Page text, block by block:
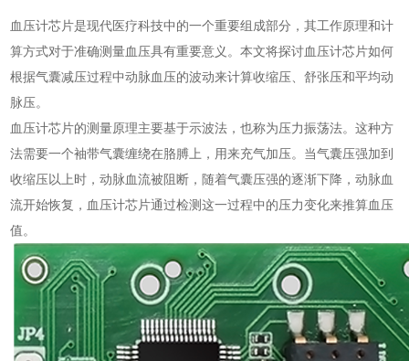
血压计芯片是现代医疗科技中的一个重要组成部分，其工作原理和计
算方式对于准确测量血压具有重要意义。本文将探讨血压计芯片如何
根据气囊减压过程中动脉血压的波动来计算收缩压、舒张压和平均动
脉压。
血压计芯片的测量原理主要基于示波法，也称为压力振荡法。这种方
法需要一个袖带气囊缠绕在胳膊上，用来充气加压。当气囊压强加到
收缩压以上时，动脉血流被阻断，随着气囊压强的逐渐下降，动脉血
流开始恢复，血压计芯片通过检测这一过程中的压力变化来推算血压
值。